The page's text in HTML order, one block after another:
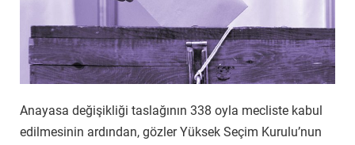
Anayasa değişikliği taslağının 338 oyla mecliste kabul
edilmesinin ardından, gözler Yüksek Seçim Kurulu’nun